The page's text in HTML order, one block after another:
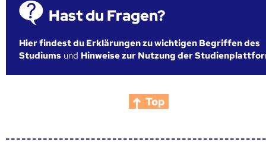
Hast du Fragen?
Hier findest du Erklärungen zu wichtigen Begriffen des
Studiums und Hinweise zur Nutzung der
Top